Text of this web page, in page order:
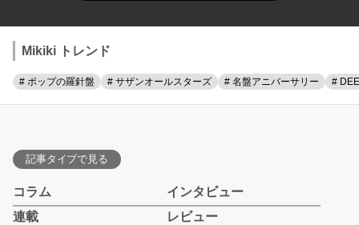
Mikiki トレンド
# ポップの羅針盤 # サザンオールスターズ # 名盤アニバーサリー #
記事タイプで見る
コラム
インタビュー
連載
レビュー